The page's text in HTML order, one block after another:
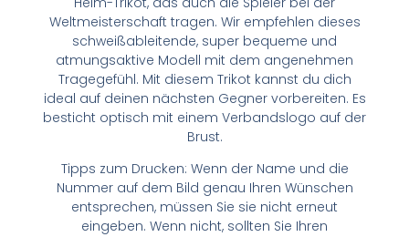
Weltmeisterschaft tragen. Wir empfehlen dieses
schweißableitende, super bequeme und
atmungsaktive Modell mit dem angenehmen
Tragegefühl. Mit diesem Trikot kannst du dich
ideal auf deinen nächsten Gegner vorbereiten. Es
besticht optisch mit einem Verbandslogo auf der
Brust.
Tipps zum Drucken: Wenn der Name und die
Nummer auf dem Bild genau Ihren Wünschen
entsprechen, müssen Sie sie nicht erneut
eingeben. Wenn nicht, sollten Sie Ihren